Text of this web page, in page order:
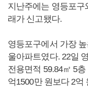
지난주에는 영등포구
래가 신고됐다.
영등포구에서 가장
울아파트였다. 22일
전용면적 59.84㎡ 5
억1500만 원보다 2억